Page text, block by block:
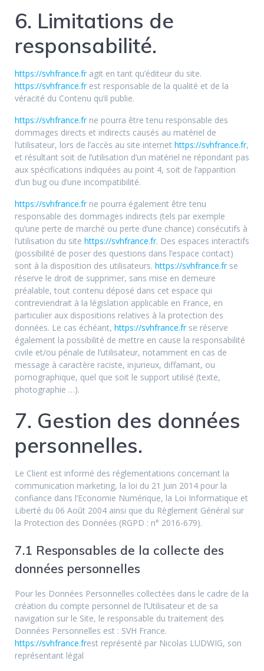
6. Limitations de
responsabilité.
https://svhfrance.fragit en tant qu’éditeur du site.
https://svhfrance.frest responsable de la qualité et de la
véracité du Contenu qu’il publie.
https://svhfrance.frne pourra être tenu responsable des
dommages directs et indirects causés au matériel de
l’utilisateur, lors de l’accès au site internet https://svhfrance.fr,
et résultant soit de l’utilisation d’un matériel ne répondant pas
aux spécifications indiquées au point 4, soit de l’apparition
d’un bug ou d’une incompatibilité.
https://svhfrance.frne pourra également être tenu
responsable des dommages indirects (tels par exemple
qu’une perte de marché ou perte d’une chance) consécutifs à
l’utilisation du site https://svhfrance.fr. Des espaces interactifs
(possibilité de poser des questions dans l’espace contact)
sont à la disposition des utilisateurs. https://svhfrance.frse
réserve le droit de supprimer, sans mise en demeure
préalable, tout contenu déposé dans cet espace qui
contreviendrait à la législation applicable en France, en
particulier aux dispositions relatives à la protection des
données. Le cas échéant, https://svhfrance.frse réserve
également la possibilité de mettre en cause la responsabilité
civile et/ou pénale de l’utilisateur, notamment en cas de
message à caractère raciste, injurieux, diffamant, ou
pornographique, quel que soit le support utilisé (texte,
photographie …).
7. Gestion des données
personnelles.
Le Client est informé des réglementations concernant la
communication marketing, la loi du 21 Juin 2014 pour la
confiance dans l’Economie Numérique, la Loi Informatique et
Liberté du 06 Août 2004 ainsi que du Règlement Général sur
la Protection des Données (RGPD : n° 2016-679).
7.1 Responsables de la collecte des
données personnelles
Pour les Données Personnelles collectées dans le cadre de la
création du compte personnel de l’Utilisateur et de sa
navigation sur le Site, le responsable du traitement des
Données Personnelles est : SVH France.
https://svhfrance.frest représenté par Nicolas LUDWIG, son
représentant légal